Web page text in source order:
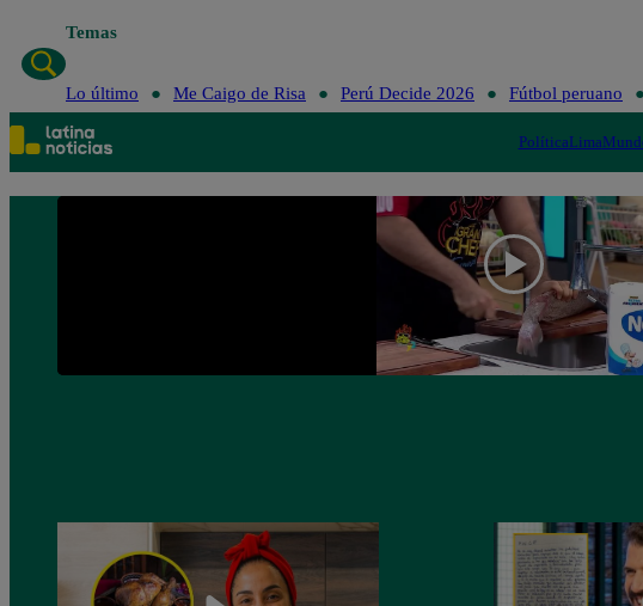
Temas
Lo último Me Caigo de Risa Perú Decide 2026 Fútbol peruano
PolíticaLima